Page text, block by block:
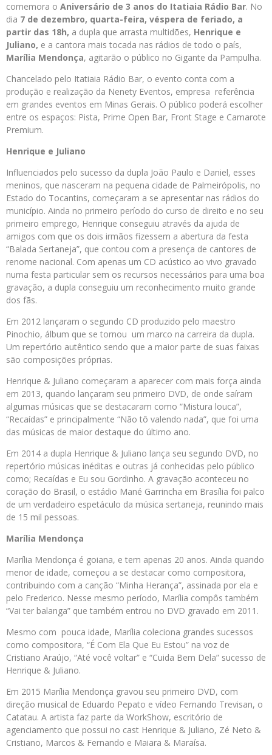
comemora o Aniversário de 3 anos do Itatiaia Rádio Bar. No
dia 7 de dezembro, quarta-feira, véspera de feriado, a
partir das 18h, a dupla que arrasta multidões, Henrique e
Juliano, e a cantora mais tocada nas rádios de todo o país,
Marília Mendonça, agitarão o público no Gigante da Pampulha.
Chancelado pelo Itatiaia Rádio Bar, o evento conta com a
produção e realização da Nenety Eventos, empresa referência
em grandes eventos em Minas Gerais. O público poderá escolher
entre os espaços: Pista, Prime Open Bar, Front Stage e Camarote
Premium.
Henrique e Juliano
Influenciados pelo sucesso da dupla João Paulo e Daniel, esses
meninos, que nasceram na pequena cidade de Palmeirópolis, no
Estado do Tocantins, começaram a se apresentar nas rádios do
município. Ainda no primeiro período do curso de direito e no seu
primeiro emprego, Henrique conseguiu através da ajuda de
amigos com que os dois irmãos fizessem a abertura da festa
“Balada Sertaneja”, que contou com a presença de cantores de
renome nacional. Com apenas um CD acústico ao vivo gravado
numa festa particular sem os recursos necessários para uma boa
gravação, a dupla conseguiu um reconhecimento muito grande
dos fãs.
Em 2012 lançaram o segundo CD produzido pelo maestro
Pinochio, álbum que se tornou um marco na carreira da dupla.
Um repertório autêntico sendo que a maior parte de suas faixas
são composições próprias.
Henrique & Juliano começaram a aparecer com mais força ainda
em 2013, quando lançaram seu primeiro DVD, de onde saíram
algumas músicas que se destacaram como “Mistura louca”,
“Recaídas” e principalmente “Não tô valendo nada”, que foi uma
das músicas de maior destaque do último ano.
Em 2014 a dupla Henrique & Juliano lança seu segundo DVD, no
repertório músicas inéditas e outras já conhecidas pelo público
como; Recaídas e Eu sou Gordinho. A gravação aconteceu no
coração do Brasil, o estádio Mané Garrincha em Brasília foi palco
de um verdadeiro espetáculo da música sertaneja, reunindo mais
de 15 mil pessoas.
Marília Mendonça
Marília Mendonça é goiana, e tem apenas 20 anos. Ainda quando
menor de idade, começou a se destacar como compositora,
contribuindo com a canção “Minha Herança”, assinada por ela e
pelo Frederico. Nesse mesmo período, Marília compôs também
“Vai ter balanga” que também entrou no DVD gravado em 2011.
Mesmo com pouca idade, Marília coleciona grandes sucessos
como compositora, “É Com Ela Que Eu Estou” na voz de
Cristiano Araújo, “Até você voltar” e “Cuida Bem Dela” sucesso de
Henrique & Juliano.
Em 2015 Marília Mendonça gravou seu primeiro DVD, com
direção musical de Eduardo Pepato e vídeo Fernando Trevisan, o
Catatau. A artista faz parte da WorkShow, escritório de
agenciamento que possui no cast Henrique & Juliano, Zé Neto &
Cristiano, Marcos & Fernando e Maiara & Maraísa.